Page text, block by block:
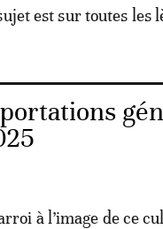
est sur toutes les
à l’image de ce